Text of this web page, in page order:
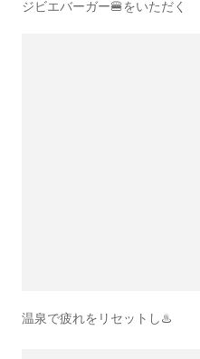
ジビエバーガー🍔をいただく
温泉で疲れをリセットし♨️